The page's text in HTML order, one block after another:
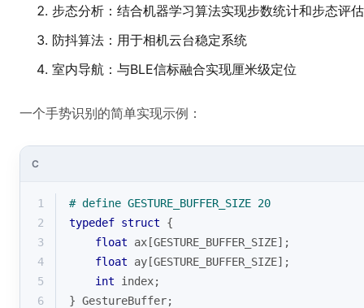
步态分析：结合机器学习算法实现步数统计和步态评估
防抖算法：用于相机云台稳定系统
室内导航：与BLE信标融合实现厘米级定位
一个手势识别的简单实现示例：
C
1 # define GESTURE_BUFFER_SIZE 20
2
typedef struct {
3
float ax[GESTURE_BUFFER_SIZE];
4
float ay[GESTURE_BUFFER_SIZE];
5
int index;
6
} GestureBuffer;